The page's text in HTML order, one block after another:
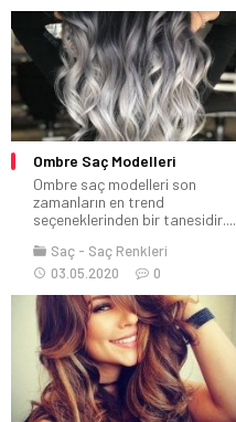
Ombre Saç Modelleri
Ombre saç modelleri son
zamanların en trend
seçeneklerinden bir tanesidir....
Saç
Saç Renkleri
03.05.2020
0